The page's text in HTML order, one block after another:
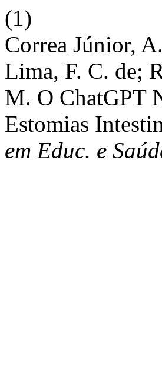
(1)
Correa Júnior,
Lima, F. C. de;
M. O ChatGPT
Estomias
em Educ. e